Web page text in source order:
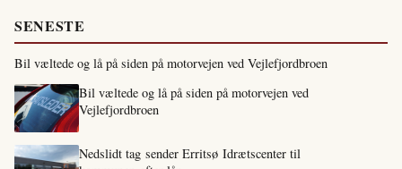
SENESTE
Bil væltede og lå på siden på motorvejen ved Vejlefjordbroen
Bil væltede og lå på siden på motorvejen ved
Vejlefjordbroen
Nedslidt tag sender Erritsø Idrætscenter til